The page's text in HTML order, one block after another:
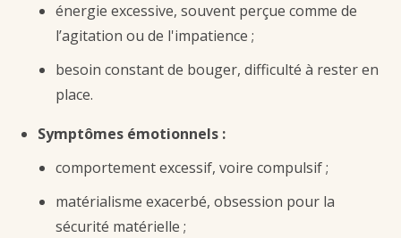
énergie excessive, souvent perçue comme de
l’agitation ou de l'impatience ;
besoin constant de bouger, difficulté à rester en
place.
Symptômes émotionnels :
comportement excessif, voire compulsif ;
matérialisme exacerbé, obsession pour la
sécurité matérielle ;